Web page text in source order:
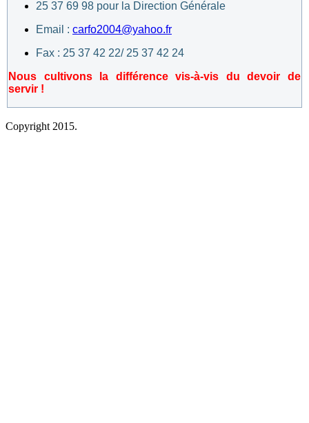
25 37 69 98 pour la Direction Générale
Email : carfo2004@yahoo.fr
Fax : 25 37 42 22/ 25 37 42 24
Nous cultivons la différence vis-à-vis du devoir de
servir !
Copyright 2015.